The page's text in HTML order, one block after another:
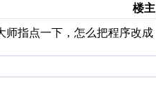
楼主
师指点一下，怎么把程序改成